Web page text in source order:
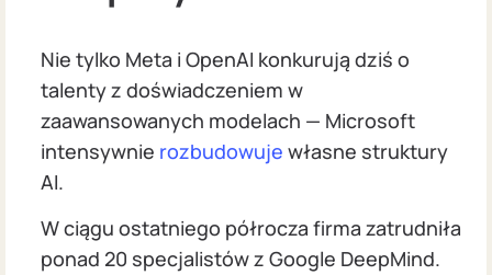
Nie tylko Meta i OpenAI konkurują dziś o
talenty z doświadczeniem w
zaawansowanych modelach — Microsoft
intensywnie rozbudowuje własne struktury
AI.
W ciągu ostatniego półrocza firma zatrudniła
ponad 20 specjalistów z Google DeepMind.